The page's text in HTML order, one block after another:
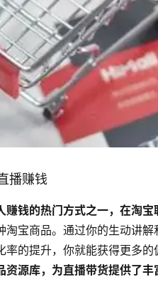
播赚钱
赚钱的热门方式之一，在淘
淘宝商品。通过你的生动讲
率的提升，你就能获得更多的
资源库，为直播带货提供了